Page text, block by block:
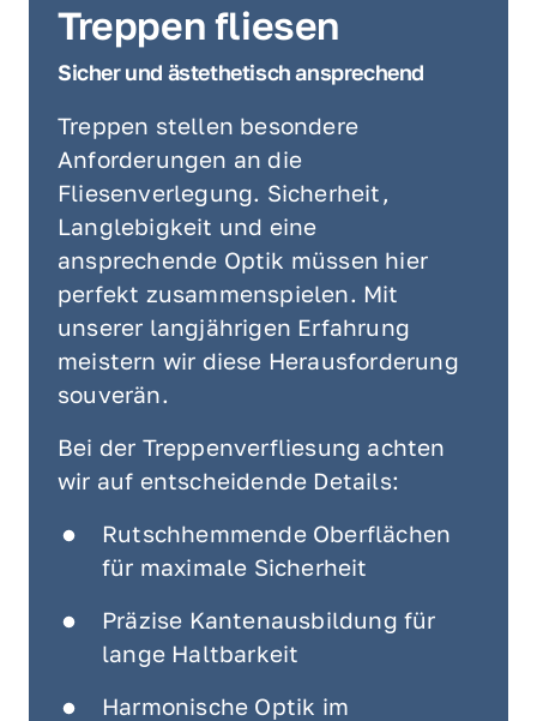
Treppen fliesen
Sicher und ästethetisch ansprechend
Treppen stellen besondere
Anforderungen an die
Fliesenverlegung. Sicherheit,
Langlebigkeit und eine
ansprechende Optik müssen hier
perfekt zusammenspielen. Mit
unserer langjährigen Erfahrung
meistern wir diese Herausforderung
souverän.
Bei der Treppenverfliesung achten
wir auf entscheidende Details:
Rutschhemmende Oberflächen
für maximale Sicherheit
Präzise Kantenausbildung für
lange Haltbarkeit
Harmonische Optik im